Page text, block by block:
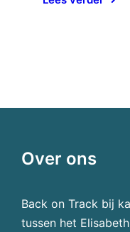
Over ons
Back on Track bij
tussen het